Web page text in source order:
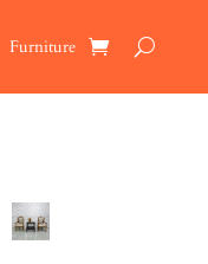
Furniture